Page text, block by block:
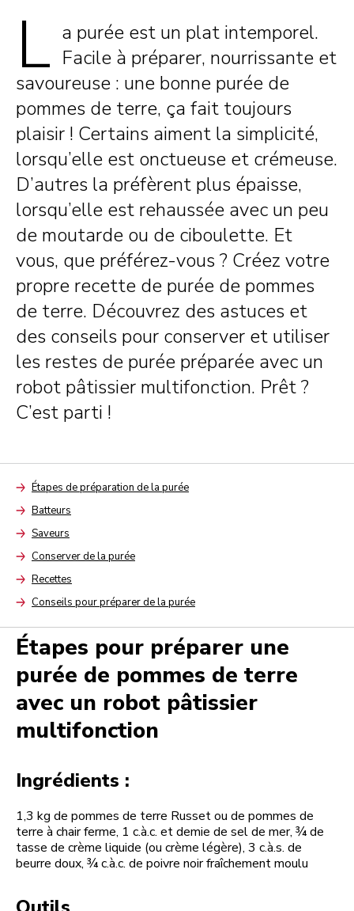
L a purée est un plat intemporel.
Facile à préparer, nourrissante et
savoureuse : une bonne purée de
pommes de terre, ça fait toujours
plaisir ! Certains aiment la simplicité,
lorsqu’elle est onctueuse et crémeuse.
D’autres la préfèrent plus épaisse,
lorsqu’elle est rehaussée avec un peu
de moutarde ou de ciboulette. Et
vous, que préférez-vous ? Créez votre
propre recette de purée de pommes
de terre. Découvrez des astuces et
des conseils pour conserver et utiliser
les restes de purée préparée avec un
robot pâtissier multifonction. Prêt ?
C’est parti !
ArrowÉtapes de préparation de la purée
ArrowBatteurs
ArrowSaveurs
ArrowConserver de la purée
ArrowRecettes
ArrowConseils pour préparer de la purée
Étapes pour préparer une
purée de pommes de terre
avec un robot pâtissier
multifonction
Ingrédients :
1,3 kg de pommes de terre Russet ou de pommes de
terre à chair ferme, 1 c.à.c. et demie de sel de mer, ¾ de
tasse de crème liquide (ou crème légère), 3 c.à.s. de
beurre doux, ¾ c.à.c. de poivre noir fraîchement moulu